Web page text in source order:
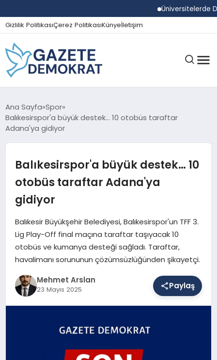
Üniversitelerde
Gizlilik PolitikasıÇerez PolitikasıKünyeİletişim
GÜNDEM
EKONOMI
SPOR
SAĞLIK
EĞITIM
Ana Sayfa Spor
Balıkesirspor'a büyük destek… 10 otobüs taraftar
Adana'ya gidiyor
Balıkesirspor'a büyük destek… 10
otobüs taraftar Adana'ya
gidiyor
Balıkesir Büyükşehir Belediyesi, Balıkesirspor'un TFF 3.
Lig Play-Off final maçına taraftar taşıyacak 10
otobüs ve kumanya desteği sağladı. Taraftar,
havalimanı sorununun çözümsüzlüğünden şikayetçi.
Mehmet Arslan
23 Mayıs 2025 Paylaş